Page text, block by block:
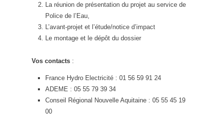
La réunion de présentation du projet au service de
Police de l’Eau,
L’avant-projet et l’étude/notice d’impact
Le montage et le dépôt du dossier
Vos contacts:
France Hydro Electricité : 01 56 59 91 24
ADEME : 05 55 79 39 34
Conseil Régional Nouvelle Aquitaine : 05 55 45 19
00